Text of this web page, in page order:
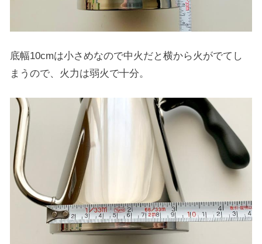
底幅10cmは小さめなので中火だと横から火がでてし
まうので、火力は弱火で十分。